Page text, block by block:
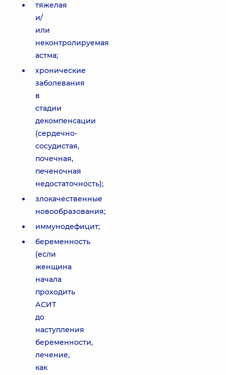
тяжелая
и/
или
неконтролируемая
астма;
хронические
заболевания
в
стадии
декомпенсации
(сердечно-
сосудистая,
почечная,
печеночная
недостаточность);
злокачественные
новообразования;
иммунодефицит;
беременность
(если
женщина
начала
проходить
АСИТ
до
наступления
беременности,
лечение,
как